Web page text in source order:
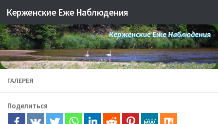
Skip to content
Керженские Еже Наблюдения
ГАЛЕРЕЯ
Поделиться